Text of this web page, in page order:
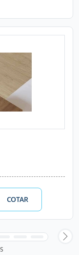
COTAR